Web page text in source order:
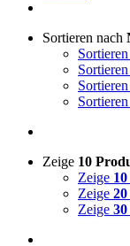
Sortieren nach
Zeige 10
Zeige
Zeige
Zeige